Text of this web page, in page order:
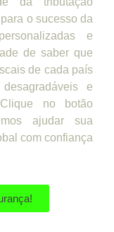
o sucesso da
e
de saber que
de cada país
e
no botão
ajudar sua
com confiança